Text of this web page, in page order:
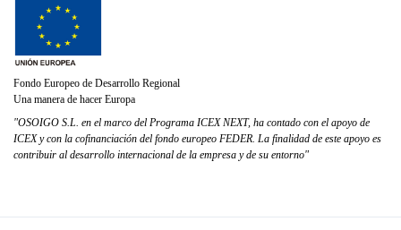
Fondo Europeo de Desarrollo Regional
Una manera de hacer Europa
"OSOIGO S.L. en el marco del Programa ICEX NEXT, ha contado con el apoyo de
ICEX y con la cofinanciación del fondo europeo FEDER. La finalidad de este apoyo es
contribuir al desarrollo internacional de la empresa y de su entorno"